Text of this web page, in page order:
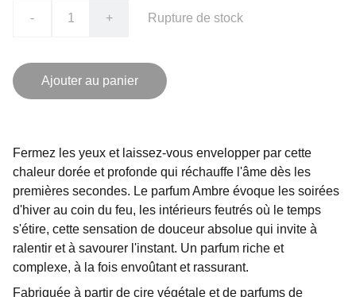
- + Rupture de stock
Ajouter au panier
Fermez les yeux et laissez-vous envelopper par cette
chaleur dorée et profonde qui réchauffe l'âme dès les
premières secondes. Le parfum Ambre évoque les soirées
d'hiver au coin du feu, les intérieurs feutrés où le temps
s'étire, cette sensation de douceur absolue qui invite à
ralentir et à savourer l'instant. Un parfum riche et
complexe, à la fois envoûtant et rassurant.
Fabriquée à partir de cire végétale et de parfums de